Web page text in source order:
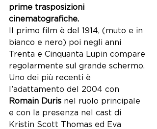
prime trasposizioni
cinematografiche.
Il primo film è del 1914, (muto e in
bianco e nero) poi negli anni
Trenta e Cinquanta Lupin compare
regolarmente sul grande schermo.
Uno dei più recenti è
l’adattamento del 2004 con
Romain Duris nel ruolo principale
e con la presenza nel cast di
Kristin Scott Thomas ed Eva